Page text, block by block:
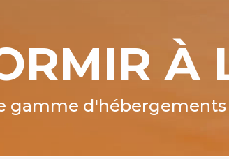
À
gamme d'hébergements